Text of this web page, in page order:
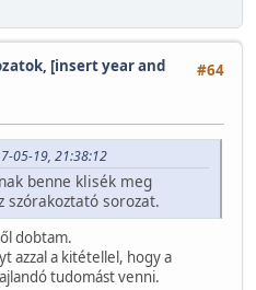
#64
[insert year and
05-19, 21:38:12
benne klisék meg
szórakoztató sorozat.
dobtam.
azzal a kitétellel, hogy a
tudomást venni.